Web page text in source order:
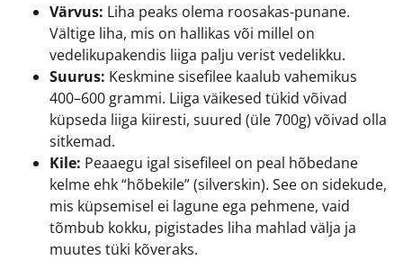
Värvus: Liha peaks olema roosakas-punane.
Vältige liha, mis on hallikas või millel on
vedelikupakendis liiga palju verist vedelikku.
Suurus: Keskmine sisefilee kaalub vahemikus
400–600 grammi. Liiga väikesed tükid võivad
küpseda liiga kiiresti, suured (üle 700g) võivad olla
sitkemad.
Kile: Peaaegu igal sisefileel on peal hõbedane
kelme ehk “hõbekile” (silverskin). See on sidekude,
mis küpsemisel ei lagune ega pehmene, vaid
tõmbub kokku, pigistades liha mahlad välja ja
muutes tüki kõveraks.